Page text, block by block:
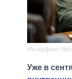
Интерфакс-
Уже в